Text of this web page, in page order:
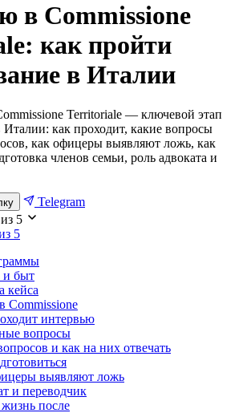
в Commissione
как пройти
в Италии
Territoriale — ключевой этап
как проходит, какие вопросы
как офицеры выявляют ложь, как
членов семьи, роль адвоката и
Telegram
5
5
и быт
кейса
Commissione
интервью
вопросы
и как на них отвечать
выявляют ложь
и переводчик
после